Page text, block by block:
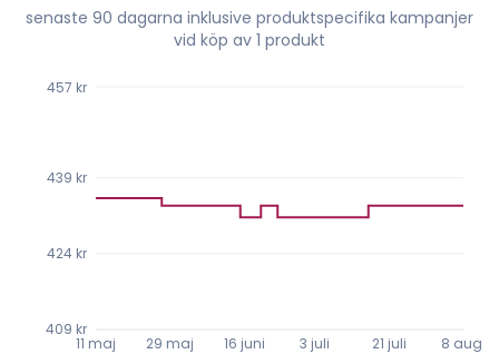
senaste 90 dagarna inklusive produktspecifika kampanjer
vid köp av 1 produkt
11 maj 29 maj 16 juni 3 juli 21 juli 8 aug.
409 kr
424 kr
439 kr
457 kr